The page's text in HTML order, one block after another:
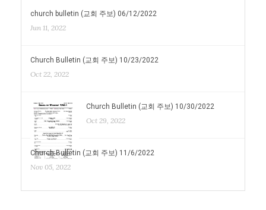
church bulletin (교회 주보) 06/12/2022
Jun 11, 2022
Church Bulletin (교회 주보) 10/23/2022
Oct 22, 2022
Church Bulletin (교회 주보) 10/30/2022
Oct 29, 2022
Church Bulletin (교회 주보) 11/6/2022
Nov 05, 2022